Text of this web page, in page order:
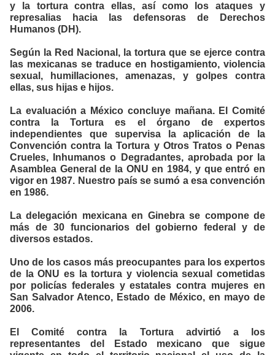
y la tortura contra ellas, así como los ataques y
represalias hacia las defensoras de Derechos
Humanos (DH).
Según la Red Nacional, la tortura que se ejerce contra
las mexicanas se traduce en hostigamiento, violencia
sexual, humillaciones, amenazas, y golpes contra
ellas, sus hijas e hijos.
La evaluación a México concluye mañana. El Comité
contra la Tortura es el órgano de expertos
independientes que supervisa la aplicación de la
Convención contra la Tortura y Otros Tratos o Penas
Crueles, Inhumanos o Degradantes, aprobada por la
Asamblea General de la ONU en 1984, y que entró en
vigor en 1987. Nuestro país se sumó a esa convención
en 1986.
La delegación mexicana en Ginebra se compone de
más de 30 funcionarios del gobierno federal y de
diversos estados.
Uno de los casos más preocupantes para los expertos
de la ONU es la tortura y violencia sexual cometidas
por policías federales y estatales contra mujeres en
San Salvador Atenco, Estado de México, en mayo de
2006.
El Comité contra la Tortura advirtió a los
representantes del Estado mexicano que sigue